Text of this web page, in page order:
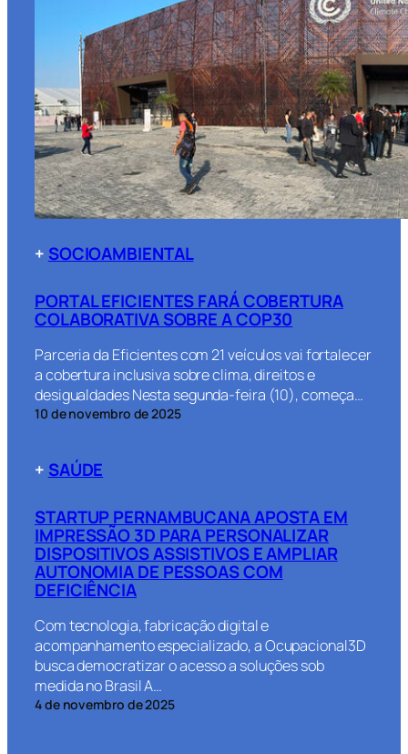
+ SOCIOAMBIENTAL
PORTAL EFICIENTES FARÁ COBERTURA
COLABORATIVA SOBRE A COP30
Parceria da Eficientes com 21 veículos vai fortalecer
a cobertura inclusiva sobre clima, direitos e
desigualdades Nesta segunda-feira (10), começa…
10 de novembro de 2025
+ SAÚDE
STARTUP PERNAMBUCANA APOSTA EM
IMPRESSÃO 3D PARA PERSONALIZAR
DISPOSITIVOS ASSISTIVOS E AMPLIAR
AUTONOMIA DE PESSOAS COM
DEFICIÊNCIA
Com tecnologia, fabricação digital e
acompanhamento especializado, a Ocupacional3D
busca democratizar o acesso a soluções sob
medida no Brasil A…
4 de novembro de 2025